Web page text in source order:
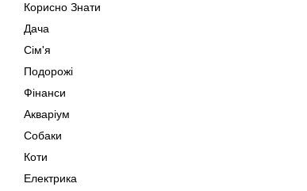
Корисно Знати
Дача
Сім'я
Подорожі
Фінанси
Акваріум
Собаки
Коти
Електрика